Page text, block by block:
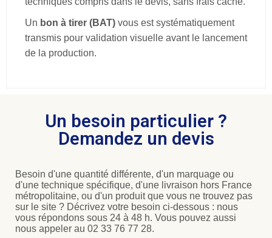
Un bon à tirer (BAT) vous est systématiquement
transmis pour validation visuelle avant le lancement
de la production.
Un besoin particulier ?
Demandez un devis
Besoin d'une quantité différente, d'un marquage ou
d'une technique spécifique, d'une livraison hors France
métropolitaine, ou d'un produit que vous ne trouvez pas
sur le site ? Décrivez votre besoin ci-dessous : nous
vous répondons sous 24 à 48 h. Vous pouvez aussi
nous appeler au 02 33 76 77 28.